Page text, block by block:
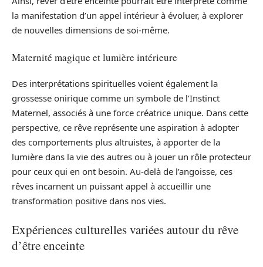
la manifestation d’un appel intérieur à évoluer, à explorer
de nouvelles dimensions de soi-même.
Maternité magique et lumière intérieure
Des interprétations spirituelles voient également la
grossesse onirique comme un symbole de l’Instinct
Maternel, associés à une force créatrice unique. Dans cette
perspective, ce rêve représente une aspiration à adopter
des comportements plus altruistes, à apporter de la
lumière dans la vie des autres ou à jouer un rôle protecteur
pour ceux qui en ont besoin. Au-delà de l’angoisse, ces
rêves incarnent un puissant appel à accueillir une
transformation positive dans nos vies.
Expériences culturelles variées autour du rêve
d’être enceinte